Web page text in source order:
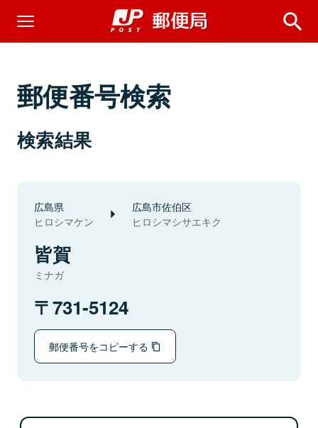
郵便番号検索
検索結果
広島県
ヒロシマケン
広島市佐伯区
ヒロシマシサエキク
皆賀
ミナガ
731-5124
郵便番号をコピーする